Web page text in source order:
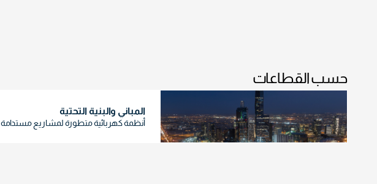
حسب القطاعات
المباني والبنية التحتية
أنظمة كهربائية متطورة لمشاريع مستدامة